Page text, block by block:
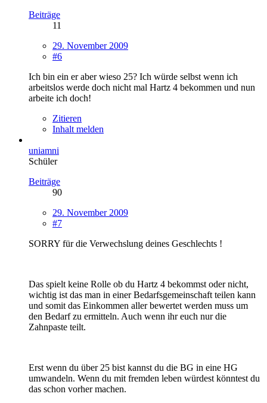
Beiträge
11
29. November 2009
#6
Ich bin ein er aber wieso 25? Ich würde selbst wenn ich
arbeitslos werde doch nicht mal Hartz 4 bekommen und nun
arbeite ich doch!
Zitieren
Inhalt melden
uniamni
Schüler
Beiträge
90
29. November 2009
#7
SORRY für die Verwechslung deines Geschlechts !
Das spielt keine Rolle ob du Hartz 4 bekommst oder nicht,
wichtig ist das man in einer Bedarfsgemeinschaft teilen kann
und somit das Einkommen aller bewertet werden muss um
den Bedarf zu ermitteln. Auch wenn ihr euch nur die
Zahnpaste teilt.
Erst wenn du über 25 bist kannst du die BG in eine HG
umwandeln. Wenn du mit fremden leben würdest könntest du
das schon vorher machen.